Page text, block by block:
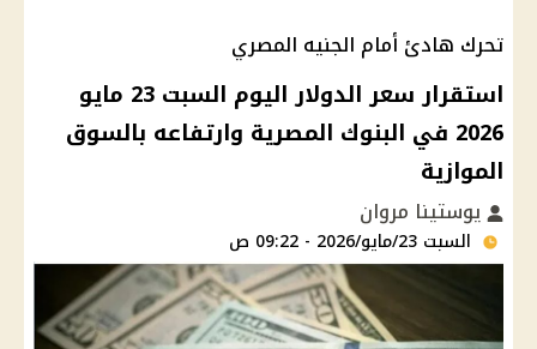
تحرك هادئ أمام الجنيه المصري
استقرار سعر الدولار اليوم السبت 23 مايو
2026 في البنوك المصرية وارتفاعه بالسوق
الموازية
يوستينا مروان
السبت 23/مايو/2026 - 09:22 ص